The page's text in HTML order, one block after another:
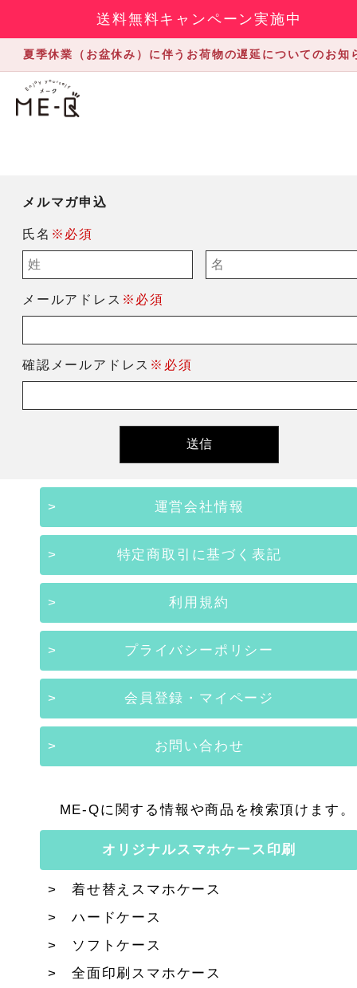
送料無料キャンペーン実施中
夏季休業（お盆休み）に伴うお荷物の遅延についてのお知
メルマガ申込
氏名 ※必須
メールアドレス ※必須
確認メールアドレス ※必須
運営会社情報
特定商取引に基づく表記
利用規約
プライバシーポリシー
会員登録・マイページ
お問い合わせ
ME-Qに関する情報や商品を検索頂けます。
オリジナルスマホケース印刷
着せ替えスマホケース
ハードケース
ソフトケース
全面印刷スマホケース